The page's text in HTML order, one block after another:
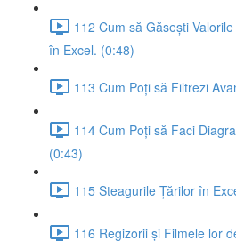
112 Cum să Găsești
în Excel. (0:48)
113 Cum Poți să Filtrezi
114 Cum Poți să Faci
(0:43)
115 Steagurile Țărilor în
116 Regizorii și Filmele lor